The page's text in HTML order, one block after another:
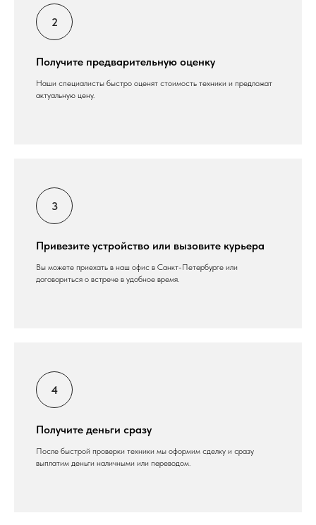
Получите предварительную оценку
Наши специалисты быстро оценят стоимость техники и предложат
актуальную цену.
Привезите устройство или вызовите курьера
Вы можете приехать в наш офис в Санкт-Петербурге или
договориться о встрече в удобное время.
Получите деньги сразу
После быстрой проверки техники мы оформим сделку и сразу
выплатим деньги наличными или переводом.